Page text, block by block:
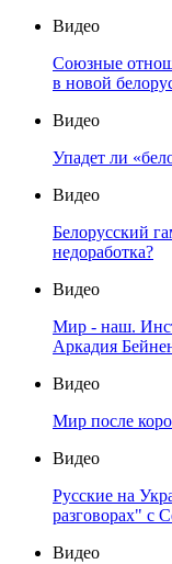
Видео
Союзные
в новой
Видео
Упадет ли
Видео
Белорусский
недоработка?
Видео
Мир - наш.
Аркадия
Видео
Мир после
Видео
Русские на
разговорах" с
Видео